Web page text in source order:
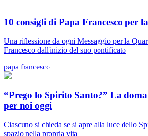
10 consigli di Papa Francesco per
Una riflessione da ogni Messaggio per la
Francesco dall'inizio del suo pontificato
papa francesco
“Prego lo Spirito Santo?” La
per noi oggi
Ciascuno si chieda se si apre alla luce dello
spazio nella propria vita